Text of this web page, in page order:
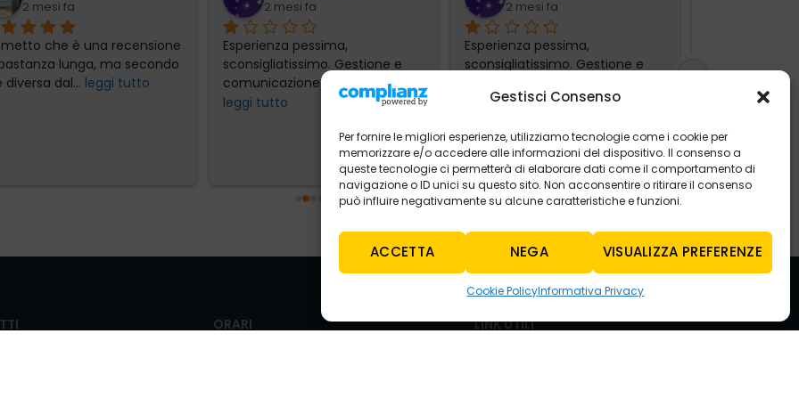
Gestisci Consenso
Per fornire le migliori esperienze, utilizziamo tecnologie come i cookie per
memorizzare e/o accedere alle informazioni del dispositivo. Il consenso a
queste tecnologie ci permetterà di elaborare dati come il comportamento di
navigazione o ID unici su questo sito. Non acconsentire o ritirare il consenso
può influire negativamente su alcune caratteristiche e funzioni.
ACCETTA NEGA VISUALIZZA PREFERENZE
Cookie PolicyInformativa Privacy
2 mesi fa
che è una recensione
lunga, ma secondo
diversa dal... leggi tutto
2 mesi fa
Esperienza pessima,
sconsigliatissimo. Gestione e
comunicazione totalmente
leggi tutto
2 mesi fa
Esperienza pessima,
sconsigliatissimo. Gestione e
leggi tutto
Mercogliano
ORARI
LINK UTILI